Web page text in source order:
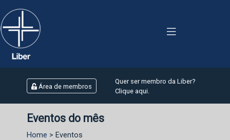
Área de membros
Quer ser membro da Liber?
Clique aqui.
Eventos do mês
Home > Eventos